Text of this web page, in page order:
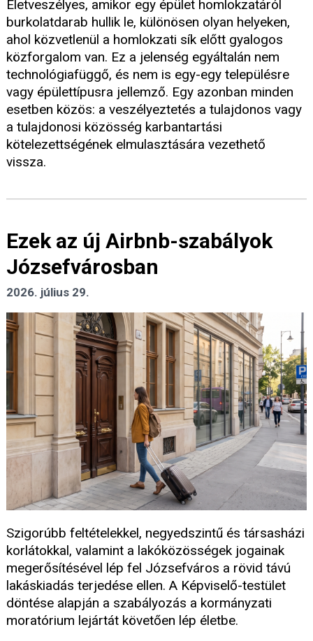
Életveszélyes, amikor egy épület homlokzatáról
burkolatdarab hullik le, különösen olyan helyeken,
ahol közvetlenül a homlokzati sík előtt gyalogos
közforgalom van. Ez a jelenség egyáltalán nem
technológiafüggő, és nem is egy-egy településre
vagy épülettípusra jellemző. Egy azonban minden
esetben közös: a veszélyeztetés a tulajdonos vagy
a tulajdonosi közösség karbantartási
kötelezettségének elmulasztására vezethető
vissza.
Ezek az új Airbnb-szabályok
Józsefvárosban
2026. július 29.
Szigorúbb feltételekkel, negyedszintű és társasházi
korlátokkal, valamint a lakóközösségek jogainak
megerősítésével lép fel Józsefváros a rövid távú
lakáskiadás terjedése ellen. A Képviselő-testület
döntése alapján a szabályozás a kormányzati
moratórium lejártát követően lép életbe.